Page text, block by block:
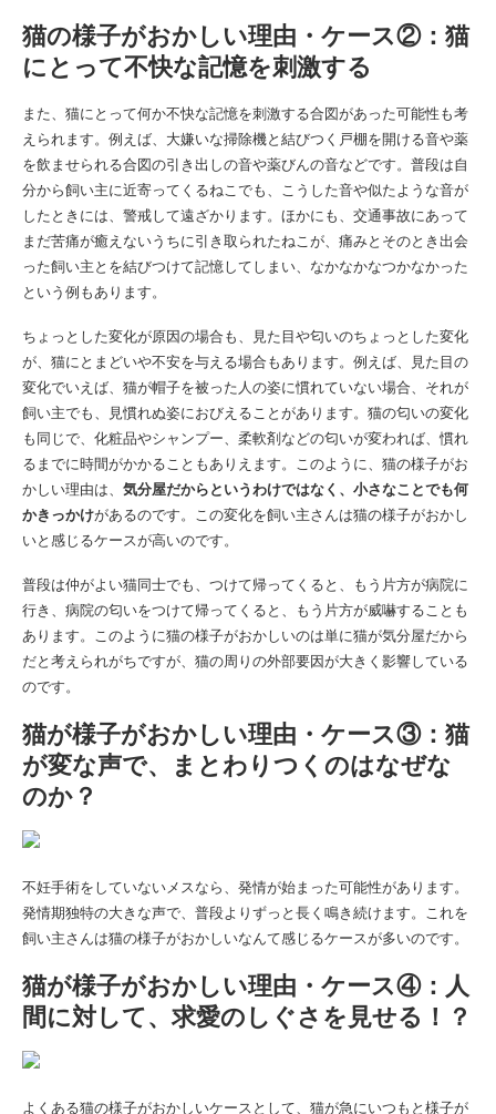
猫の様子がおかしい理由・ケース②：猫
にとって不快な記憶を刺激する
また、猫にとって何か不快な記憶を刺激する合図があった可能性も考
えられます。例えば、大嫌いな掃除機と結びつく戸棚を開ける音や薬
を飲ませられる合図の引き出しの音や薬びんの音などです。普段は自
分から飼い主に近寄ってくるねこでも、こうした音や似たような音が
したときには、警戒して遠ざかります。ほかにも、交通事故にあって
まだ苦痛が癒えないうちに引き取られたねこが、痛みとそのとき出会
った飼い主とを結びつけて記憶してしまい、なかなかなつかなかった
という例もあります。
ちょっとした変化が原因の場合も、見た目や匂いのちょっとした変化
が、猫にとまどいや不安を与える場合もあります。例えば、見た目の
変化でいえば、猫が帽子を被った人の姿に慣れていない場合、それが
飼い主でも、見慣れぬ姿におびえることがあります。猫の匂いの変化
も同じで、化粧品やシャンプー、柔軟剤などの匂いが変われば、慣れ
るまでに時間がかかることもありえます。このように、猫の様子がお
かしい理由は、 気分屋だからというわけではなく、小さなことでも何
かきっかけがあるのです。この変化を飼い主さんは猫の様子がおかし
いと感じるケースが高いのです。
普段は仲がよい猫同士でも、つけて帰ってくると、もう片方が病院に
行き、病院の匂いをつけて帰ってくると、もう片方が威嚇することも
あります。このように猫の様子がおかしいのは単に猫が気分屋だから
だと考えられがちですが、猫の周りの外部要因が大きく影響している
のです。
猫が様子がおかしい理由・ケース③：猫
が変な声で、まとわりつくのはなぜな
のか？
不妊手術をしていないメスなら、発情が始まった可能性があります。
発情期独特の大きな声で、普段よりずっと長く鳴き続けます。これを
飼い主さんは猫の様子がおかしいなんて感じるケースが多いのです。
猫が様子がおかしい理由・ケース④：人
間に対して、求愛のしぐさを見せる！？
よくある猫の様子がおかしいケースとして、猫が急にいつもと様子が